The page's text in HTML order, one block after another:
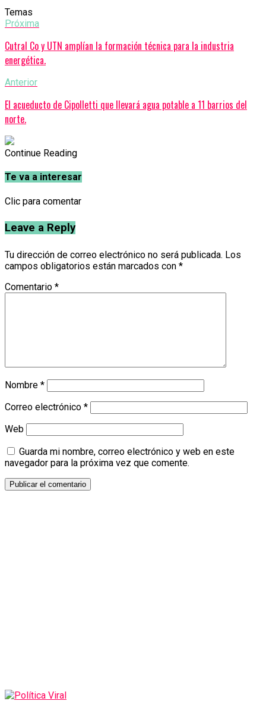
Temas
Próxima
Cutral Co y UTN amplían la formación técnica para la industria
energética.
Anterior
El acueducto de Cipolletti que llevará agua potable a 11 barrios del
norte.
Continue Reading
Te va a interesar
Clic para comentar
Leave a Reply
Tu dirección de correo electrónico no será publicada. Los
campos obligatorios están marcados con *
Comentario *
Nombre *
Correo electrónico *
Web
Guarda mi nombre, correo electrónico y web en este
navegador para la próxima vez que comente.